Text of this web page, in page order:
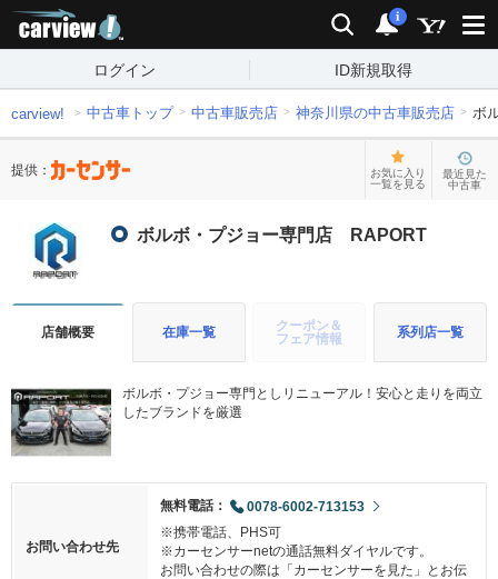
検索 通知
i
ログイン ID新規取得
carview! 中古車トップ 中古車販売店 神奈川県の中古車販売店 ボ
提供：
お気に入り
一覧を見る
最近見た
中古車
ボルボ・プジョー専門店 RAPORT
店舗概要 在庫一覧
クーポン＆
フェア情報
系列店一覧
ボルボ・プジョー専門としリニューアル！安心と走りを両立
したブランドを厳選
お問い合わせ先
無料電話：
0078-6002-713153
※携帯電話、PHS可
※カーセンサーnetの通話無料ダイヤルです。
お問い合わせの際は「カーセンサーを見た」とお伝